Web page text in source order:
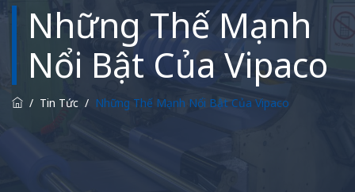
Những Thế Mạnh
Nổi Bật Của Vipaco
/ Tin Tức / Những Thế Mạnh Nổi Bật Của Vipaco